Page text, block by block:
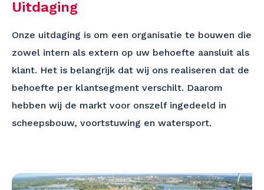
Uitdaging
Onze uitdaging is om een organisatie te bouwen die
zowel intern als extern op uw behoefte aansluit als
klant. Het is belangrijk dat wij ons realiseren dat de
behoefte per klantsegment verschilt. Daarom
hebben wij de markt voor onszelf ingedeeld in
scheepsbouw, voortstuwing en watersport.